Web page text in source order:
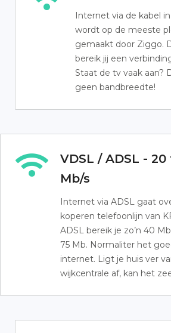
Internet via de kabel
wordt op de meeste
gemaakt door Ziggo.
bereik jij een
Staat de tv vaak aan?
geen bandbreedte!
VDSL / ADSL -
Mb/s
Internet via ADSL gaat
koperen telefoonlijn van
ADSL bereik je zo’n 40
75 Mb. Normaliter het
internet. Ligt je huis ver
wijkcentrale af, kan het